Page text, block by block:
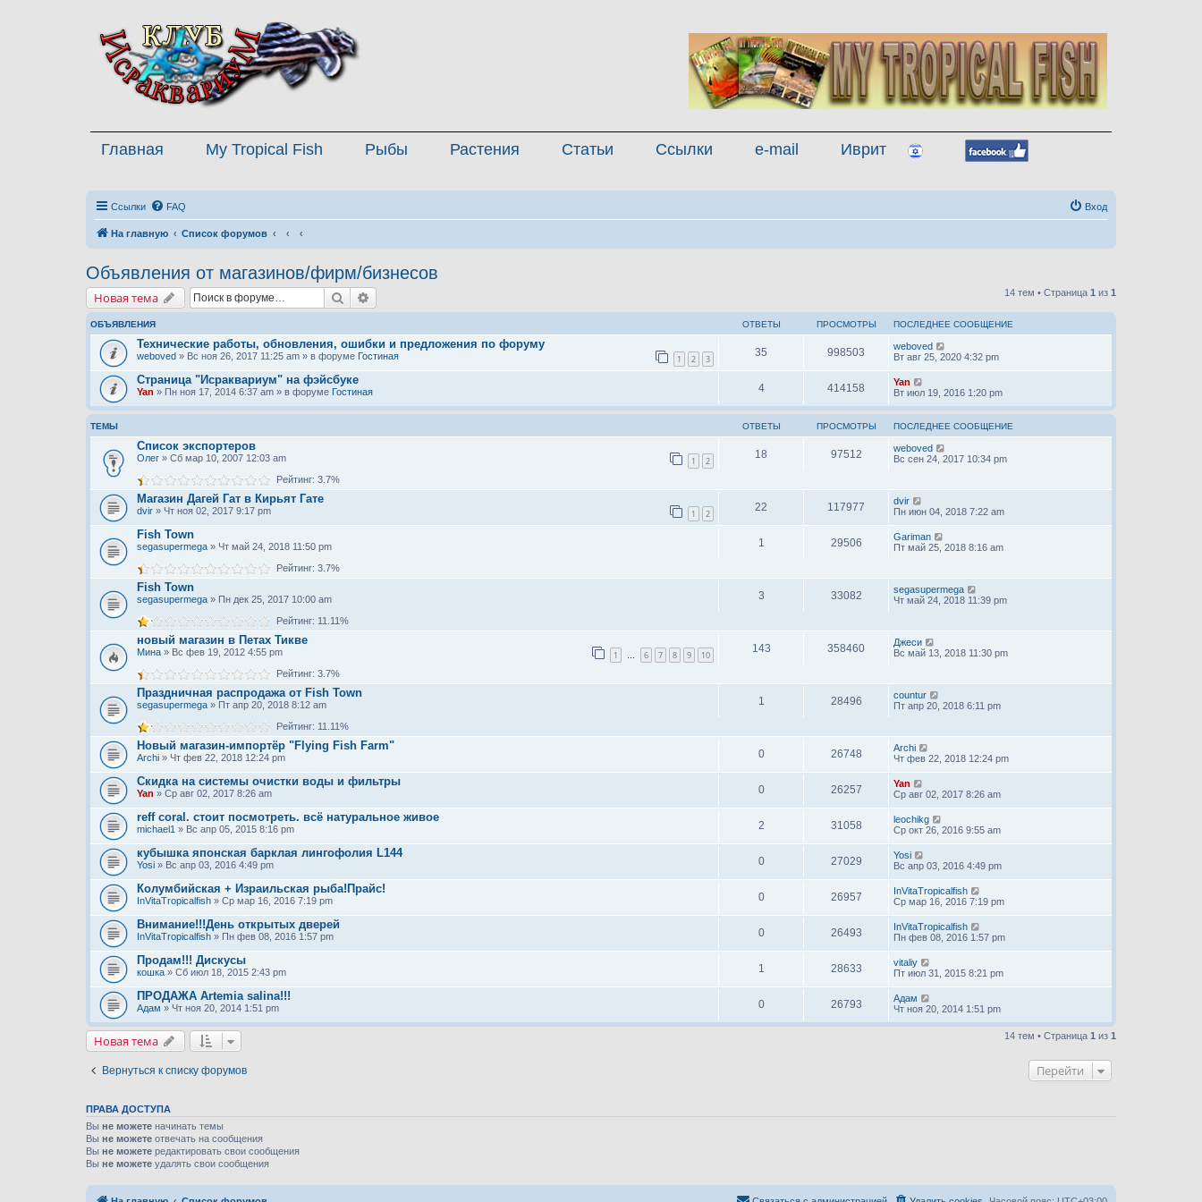
Главная My Tropical Fish Рыбы Растения Статьи Ссылки e-mail Иврит
Ссылки FAQ Вход
На главную Список форумов
Объявления от магазинов/фирм/бизнесов
Новая тема Поиск 14 тем • Страница 1 из 1
ОБЪЯВЛЕНИЯ ОТВЕТЫ ПРОСМОТРЫ ПОСЛЕДНЕЕ СООБЩЕНИЕ
Технические работы, обновления, ошибки и предложения по форуму
weboved » Вс ноя 26, 2017 11:25 am » в форуме Гостиная 1 2 3
35 998503
weboved
Вт авг 25, 2020 4:32 pm
Страница "Исраквариум" на фэйсбуке
Yan » Пн ноя 17, 2014 6:37 am » в форуме Гостиная 4 414158
Yan
Вт июл 19, 2016 1:20 pm
ТЕМЫ ОТВЕТЫ ПРОСМОТРЫ ПОСЛЕДНЕЕ СООБЩЕНИЕ
Список экспортеров
Олег » Сб мар 10, 2007 12:03 am 1 2
Рейтинг: 3.7%
18 97512
weboved
Вс сен 24, 2017 10:34 pm
Магазин Дагей Гат в Кирьят Гате
dvir » Чт ноя 02, 2017 9:17 pm 1 2
22 117977
dvir
Пн июн 04, 2018 7:22 am
Fish Town
segasupermega » Чт май 24, 2018 11:50 pm
Рейтинг: 3.7%
1 29506
Gariman
Пт май 25, 2018 8:16 am
Fish Town
segasupermega » Пн дек 25, 2017 10:00 am
Рейтинг: 11.11%
3 33082
segasupermega
Чт май 24, 2018 11:39 pm
новый магазин в Петах Тикве
Мина » Вс фев 19, 2012 4:55 pm 1 … 6 7 8 9 10
Рейтинг: 3.7%
143 358460
Джеси
Вс май 13, 2018 11:30 pm
Праздничная распродажа от Fish Town
segasupermega » Пт апр 20, 2018 8:12 am
Рейтинг: 11.11%
1 28496
countur
Пт апр 20, 2018 6:11 pm
Новый магазин-импортёр "Flying Fish Farm‎"
Archi » Чт фев 22, 2018 12:24 pm 0 26748
Archi
Чт фев 22, 2018 12:24 pm
Скидка на системы очистки воды и фильтры
Yan » Ср авг 02, 2017 8:26 am 0 26257
Yan
Ср авг 02, 2017 8:26 am
reff coral. стоит посмотреть. всё натуральное живое
michael1 » Вс апр 05, 2015 8:16 pm 2 31058
leochikg
Ср окт 26, 2016 9:55 am
кубышка японская барклая лингофолия L144
Yosi » Вс апр 03, 2016 4:49 pm 0 27029
Yosi
Вс апр 03, 2016 4:49 pm
Колумбийская + Израильская рыба!Прайс!
InVitaTropicalfish » Ср мар 16, 2016 7:19 pm 0 26957
InVitaTropicalfish
Ср мар 16, 2016 7:19 pm
Внимание!!!День открытых дверей
InVitaTropicalfish » Пн фев 08, 2016 1:57 pm 0 26493
InVitaTropicalfish
Пн фев 08, 2016 1:57 pm
Продам!!! Дискусы
кошка » Сб июл 18, 2015 2:43 pm 1 28633
vitaliy
Пт июл 31, 2015 8:21 pm
ПРОДАЖА Artemia salina!!!
Адам » Чт ноя 20, 2014 1:51 pm 0 26793
Адам
Чт ноя 20, 2014 1:51 pm
Новая тема 14 тем • Страница 1 из 1
Вернуться к списку форумов Перейти
ПРАВА ДОСТУПА
Вы не можете начинать темы
Вы не можете отвечать на сообщения
Вы не можете редактировать свои сообщения
Вы не можете удалять свои сообщения